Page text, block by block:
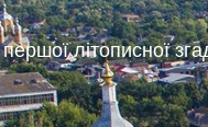
літописної